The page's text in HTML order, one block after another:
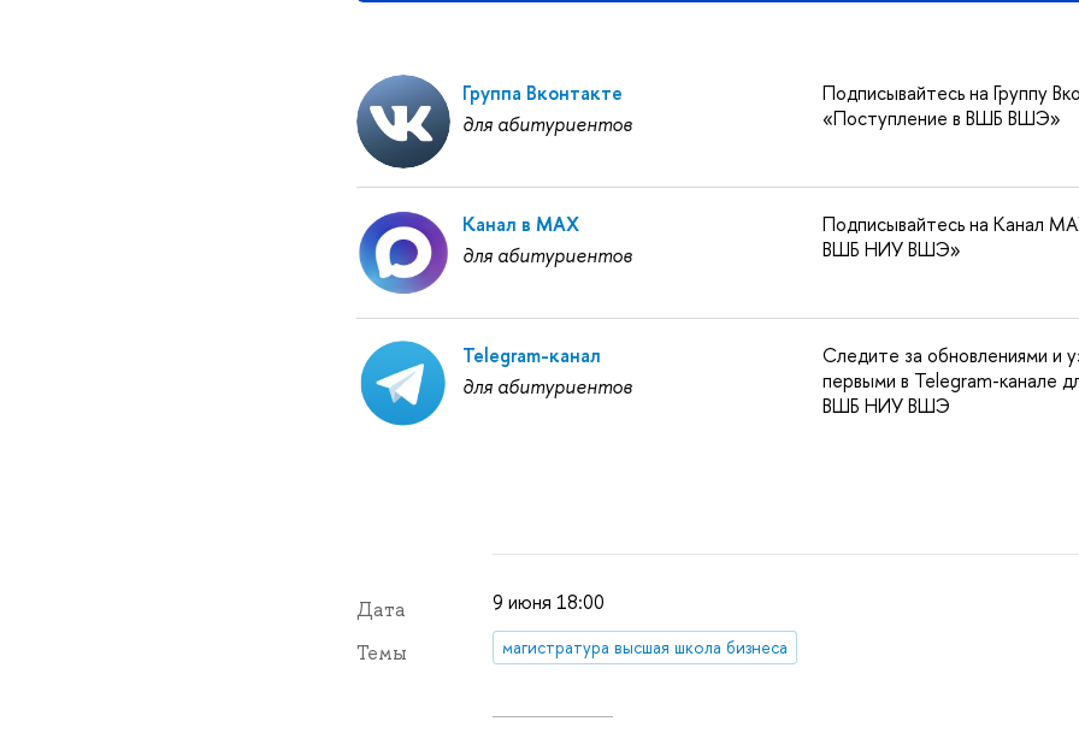
Группа Вконтакте
для абитуриентов
Подписывайтесь на Группу
«Поступление в ВШБ ВШЭ»
Канал в MAX
для абитуриентов
Подписывайтесь на Канал
ВШБ НИУ ВШЭ»
Telegram-канал
для абитуриентов
Следите за обновлениями и
первыми в Telegram-канале
ВШБ НИУ ВШЭ
Дата 9 июня 18:00
Темы магистратура высшая школа бизнеса